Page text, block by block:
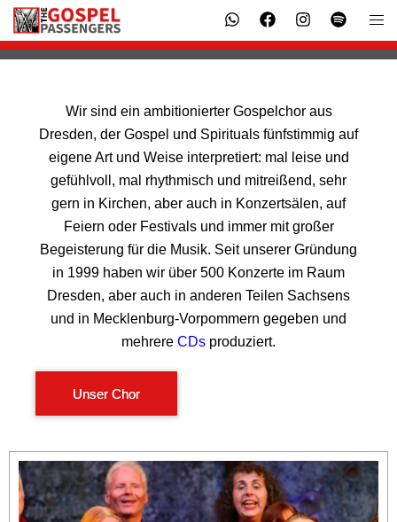
WILLKOMMEN
Wir sind ein ambitionierter Gospelchor aus
Dresden, der Gospel und Spirituals fünfstimmig auf
eigene Art und Weise interpretiert: mal leise und
gefühlvoll, mal rhythmisch und mitreißend, sehr
gern in Kirchen, aber auch in Konzertsälen, auf
Feiern oder Festivals und immer mit großer
Begeisterung für die Musik. Seit unserer Gründung
in 1999 haben wir über 500 Konzerte im Raum
Dresden, aber auch in anderen Teilen Sachsens
und in Mecklenburg-Vorpommern gegeben und
mehrere CDs produziert.
Unser Chor